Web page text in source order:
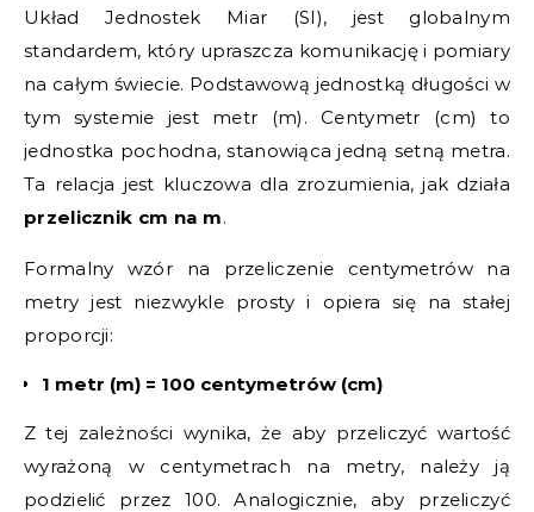
Układ Jednostek Miar (SI), jest globalnym
standardem, który upraszcza komunikację i pomiary
na całym świecie. Podstawową jednostką długości w
tym systemie jest metr (m). Centymetr (cm) to
jednostka pochodna, stanowiąca jedną setną metra.
Ta relacja jest kluczowa dla zrozumienia, jak działa
przelicznik cm na m.
Formalny wzór na przeliczenie centymetrów na
metry jest niezwykle prosty i opiera się na stałej
proporcji:
1 metr (m) = 100 centymetrów (cm)
Z tej zależności wynika, że aby przeliczyć wartość
wyrażoną w centymetrach na metry, należy ją
podzielić przez 100. Analogicznie, aby przeliczyć